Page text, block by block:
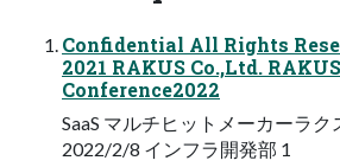
Confidential All Rights
2021 RAKUS Co.,Ltd.
Conference2022
SaaS マルチヒットメーカーラ
2022/2/8 インフラ開発部 1